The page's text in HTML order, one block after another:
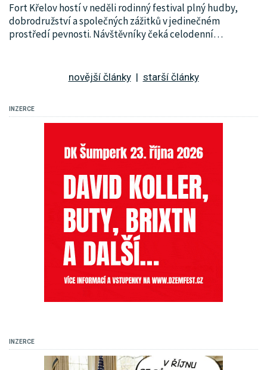
Fort Křelov hostí v neděli rodinný festival plný hudby,
dobrodružství a společných zážitků v jedinečném
prostředí pevnosti. Návštěvníky čeká celodenní…
novější články| starší články
INZERCE
INZERCE